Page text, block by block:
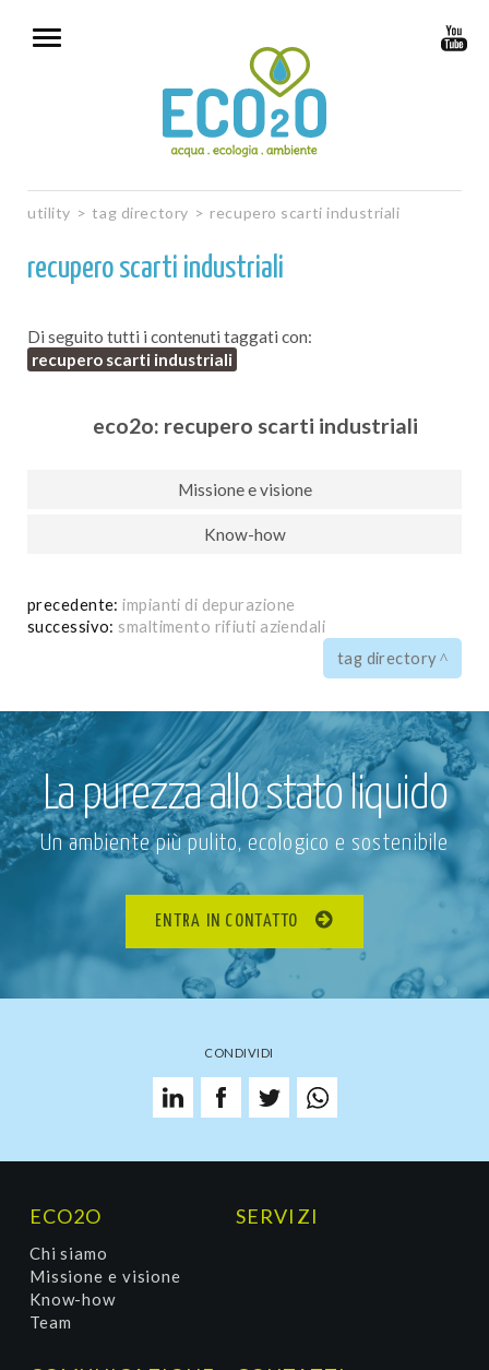
utility > tag directory > recupero scarti industriali
recupero scarti industriali
Di seguito tutti i contenuti taggati con:
recupero scarti industriali
eco2o: recupero scarti industriali
Missione e visione
Know-how
precedente:impianti di depurazione
successivo: smaltimento rifiuti aziendali
tag directory
La purezza allo stato liquido
Un ambiente più pulito, ecologico e sostenibile
ENTRA IN CONTATTO
CONDIVIDI
ECO2O
Chi siamo
Missione e visione
Know-how
Team
SERVIZI